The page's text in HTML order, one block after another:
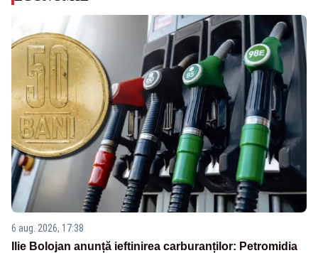
6 aug. 2026, 17:38
Ilie Bolojan anunță ieftinirea carburanților: Petromidia